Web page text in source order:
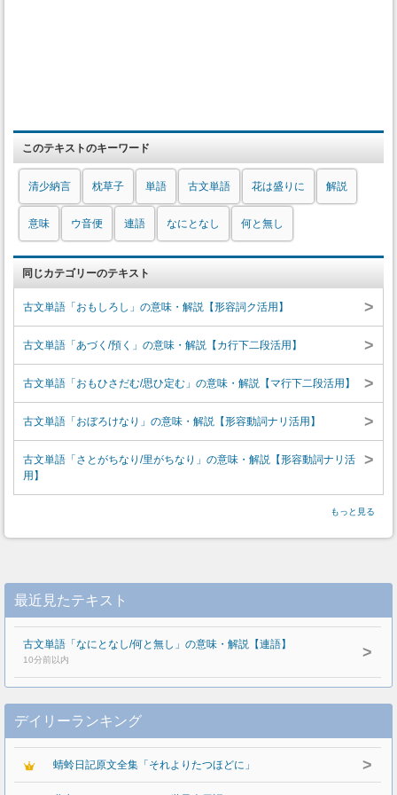
このテキストのキーワード
清少納言 枕草子 単語 古文単語 花は盛りに 解説
意味 ウ音便 連語 なにとなし 何と無し
同じカテゴリーのテキスト
古文単語「おもしろし」の意味・解説【形容詞ク活用】 >
古文単語「あづく/預く」の意味・解説【カ行下二段活用】 >
古文単語「おもひさだむ/思ひ定む」の意味・解説【マ行下二段活用】 >
古文単語「おぼろけなり」の意味・解説【形容動詞ナリ活用】 >
古文単語「さとがちなり/里がちなり」の意味・解説【形容動詞ナリ活
用】
>
もっと見る
最近見たテキスト
古文単語「なにとなし/何と無し」の意味・解説【連語】
10分前以内 >
デイリーランキング
蜻蛉日記原文全集「それよりたつほどに」 >